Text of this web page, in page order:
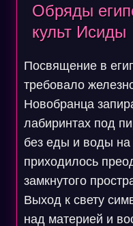
Обряды
культ Исиды
Посвящение в
требовало
Новобранца
лабиринтах под
без еды и воды на
приходилось
замкнутого
Выход к свету
над материей и